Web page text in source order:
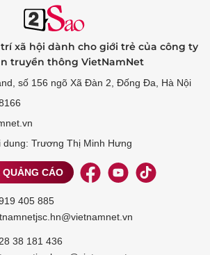
xã hội dành cho giới trẻ của công ty
truyền thông VietNamNet
số 156 ngõ Xã Đàn 2, Đống Đa, Hà Nội
dung: Trương Thị Minh Hưng
QUẢNG CÁO
405 885
38 181 436